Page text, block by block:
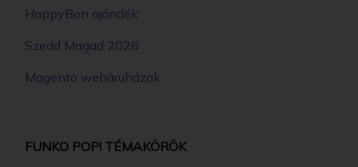
HappyBon ajándék
Szedd Magad 2026
Magento webáruházak
FUNKO POP! TÉMAKÖRÖK